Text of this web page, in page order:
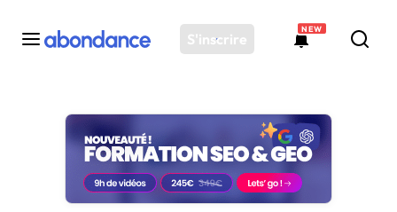
S'inscrire
NEW
Toutes les actus
Actus SEO
Plateforme